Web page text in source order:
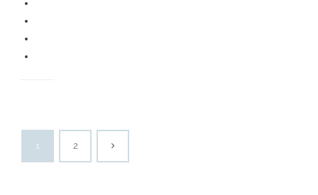
1 2